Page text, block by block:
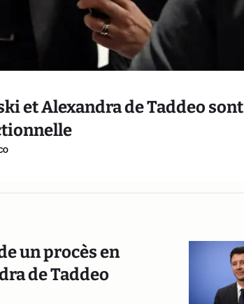
et Alexandra de Taddeo sont
un procès en
de Taddeo